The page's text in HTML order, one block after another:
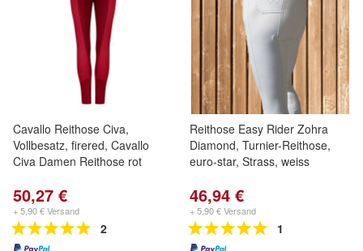
Cavallo Reithose Civa,
Vollbesatz, firered, Cavallo
Civa Damen Reithose rot
50,27 €
+ 5,90 € Versand
2
Reithose Easy Rider Zohra
Diamond, Turnier-Reithose,
euro-star, Strass, weiss
46,94 €
+ 5,90 € Versand
1